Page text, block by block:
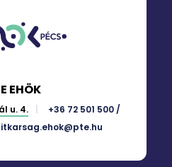
EHÖK
u. 4.
+36 72 501 500 /